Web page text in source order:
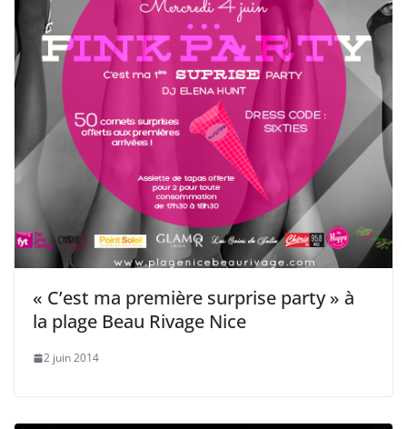
« C’est ma première surprise party » à
la plage Beau Rivage Nice
2 juin 2014